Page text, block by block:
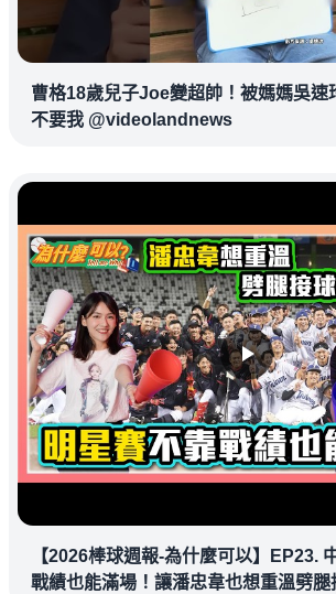
曹格18歲兒子Joe變超帥！被媽媽吳速
不要我 @videolandnews
【2026棒球週報-為什麼可以】EP23.
戰績也能滿場！讓潘忠韋也想重溫劈腿